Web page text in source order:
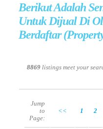
Berikut Adalah
Untuk Dijual Di
Berdaftar
8869listings meet your
Jump
to
Page:
<< 1 2